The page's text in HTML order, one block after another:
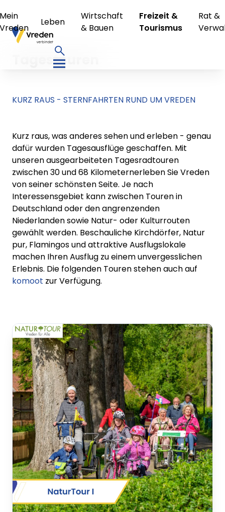
Mein
Vreden
Leben
Wirtschaft
& Bauen
Freizeit &
Tourismus
Rat &
Tagestouren
KURZ RAUS - STERNFAHRTEN RUND UM VREDEN
Kurz raus, was anderes sehen und erleben - genau
dafür wurden Tagesausflüge geschaffen. Mit
unseren ausgearbeiteten Tagesradtouren
zwischen30 und 68 Kilometernerleben Sie Vreden
von seiner schönsten Seite. Je nach
Interessensgebiet kann zwischen Touren in
Deutschland oder den angrenzenden
Niederlanden sowie Natur- oder Kulturrouten
gewählt werden. Beschauliche Kirchdörfer, Natur
pur, Flamingos und attraktive Ausflugslokale
machen Ihren Ausflug zu einem unvergesslichen
Erlebnis. Die folgenden Touren stehen auch auf
komoot zur Verfügung.